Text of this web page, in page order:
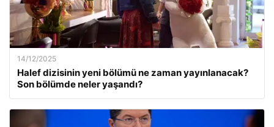
14/12/2025
Halef dizisinin yeni bölümü ne zaman yayınlanacak?
Son bölümde neler yaşandı?